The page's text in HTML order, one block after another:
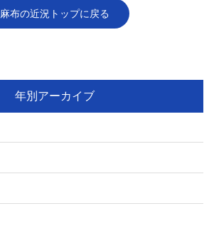
麻布の近況トップに戻る
年別アーカイブ